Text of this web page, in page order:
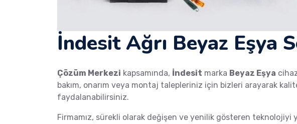
İndesit Ağrı Beyaz Eşya
Çözüm Merkezi kapsamında, İndesit marka Beyaz Eşya
bakım, onarım veya montaj talepleriniz için bizleri arayarak
faydalanabilirsiniz.
Firmamız, sürekli olarak değişen ve yenilik gösteren teknolojiyi